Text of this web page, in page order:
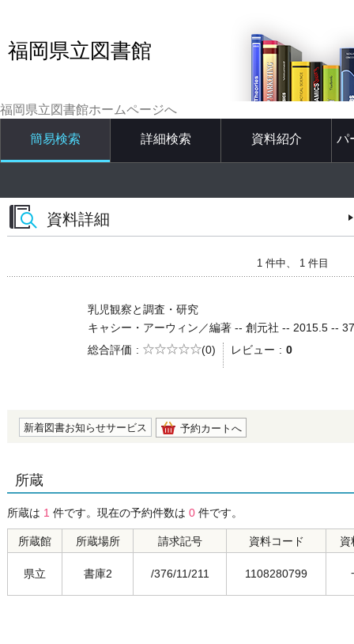
福岡県立図書館
福岡県立図書館ホームページへ
簡易検索 詳細検索 資料紹介 パ
資料詳細
1 件中、 1 件目
乳児観察と調査・研究
キャシー・アーウィン／編著 -- 創元社 -- 2015.5 --
総合評価
5段階評価
(0) レビュー 0
新着図書お知らせサービス 予約カートへ
所蔵
所蔵は 1 件です。現在の予約件数は 0 件です。
所蔵館 所蔵場所 請求記号 資料コード 資
県立 書庫2 /376/11/211 1108280799